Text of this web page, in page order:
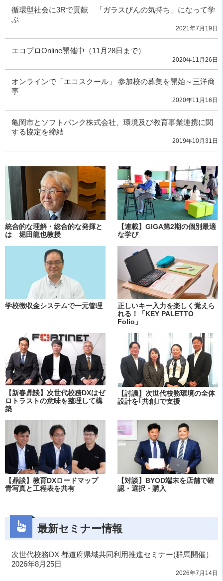
循環型社会に3Rで貢献 「ガラスびんの気持ち」になって学
ぶ
2021年7月19日
エコプロOnline開催中（11月28日まで）
2020年11月26日
オンラインで「エコスクール」 参加校の募集を開始～三洋商
事
2020年11月16日
亀岡市とソフトバンク株式会社、環境及び教育事業連携に関
する協定を締結
2019年10月31日
統合的な理解・総合的な発揮と
は 堀田龍也教授
【連載】GIGA第2期の個別最適
な学び
学校徴収金システムで一元管理
正しいキー入力を楽しく覚えら
れる！「KEY PALETTO
Folio」
【新春鼎談】次世代校務DXはゼ
ロトラストの意味を整理して構
築
【討議】次世代校務環境の全体
設計を｢共創｣で支援
【鼎談】教育DXロードマップ
青写真と工程表を共有
【対談】BYOD端末を店舗で確
認・選択・購入
最新セミナー情報
次世代校務DX 都道府県域共同利用推進セミナー(群馬開催）
2026年8月25日
2026年7月14日